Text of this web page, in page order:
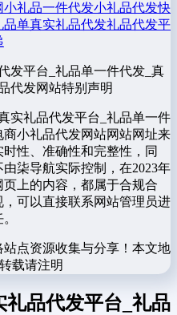
小礼品一件代发小礼品代发快
品单真实礼品代发礼品代发平
发平台_礼品单一件代发_真
代发网站特别声明
实礼品代发平台_礼品单一件
小礼品代发网站网站网址来
性、准确性和完整性，同
柒导航实际控制，在2023年
页上的内容，都属于合规合
可以直接联系网站管理员进
点资源收集与分享！ 本文地
载请注明
礼品代发平台_礼品